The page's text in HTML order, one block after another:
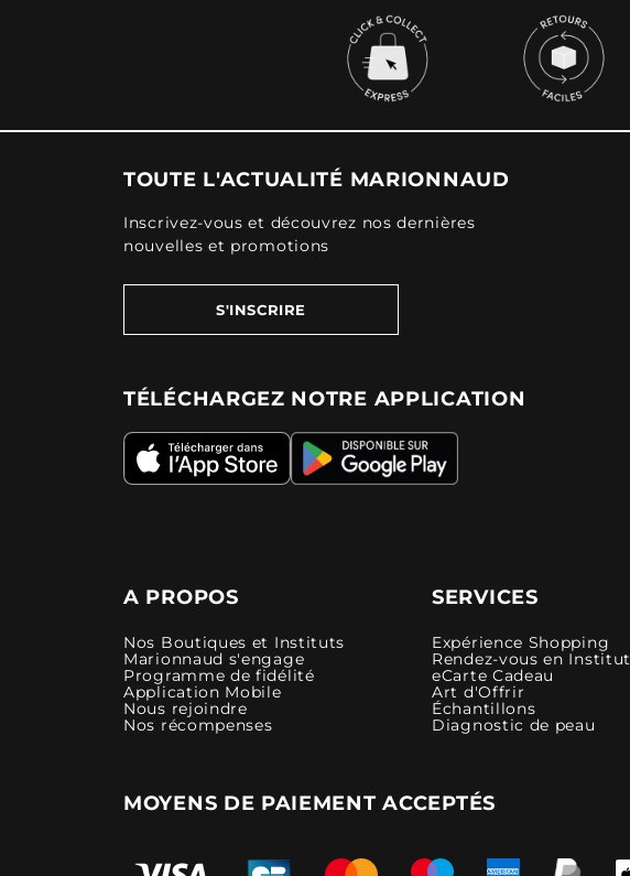
TOUTE L'ACTUALITÉ MARIONNAUD
Inscrivez-vous et découvrez nos dernières
nouvelles et promotions
S'INSCRIRE
TÉLÉCHARGEZ NOTRE APPLICATION
A PROPOS
Nos Boutiques et Instituts
Marionnaud s'engage
Programme de fidélité
Application Mobile
Nous rejoindre
Nos récompenses
SERVICES
Expérience Shopping
Rendez-vous en Institut
eCarte Cadeau
Art d'Offrir
Échantillons
Diagnostic de peau
MOYENS DE PAIEMENT ACCEPTÉS